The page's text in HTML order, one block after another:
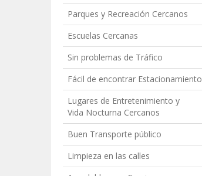
Parques y Recreación Cercanos
Escuelas Cercanas
Sin problemas de Tráfico
Fácil de encontrar Estacionamiento
Lugares de Entretenimiento y
Vida Nocturna Cercanos
Buen Transporte público
Limpieza en las calles